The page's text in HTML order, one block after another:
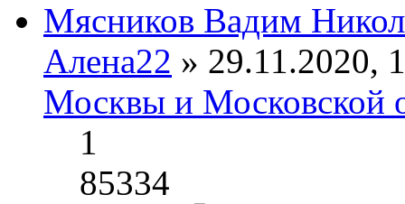
Мясников Вадим
Алена22 » 29.11.2020,
Москвы и Московской
1
85334